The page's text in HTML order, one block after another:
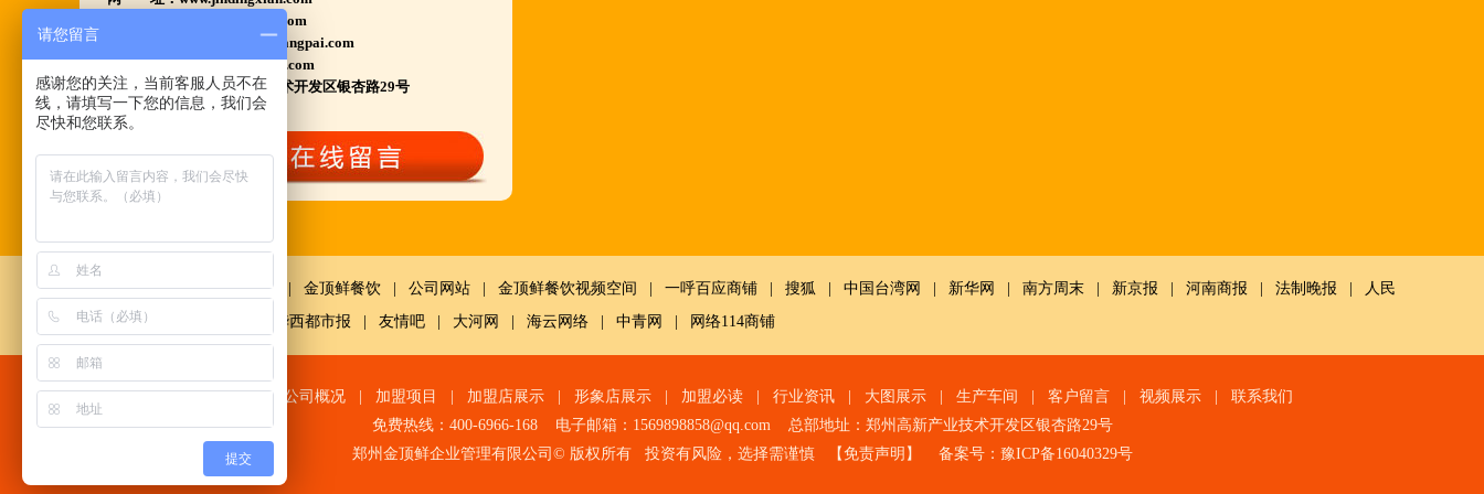
河南南阳多家 焦作周口多家店.....
郑州港区 许昌洛阳开封多家店.....
河北石家庄 唐山迁安多家店.....
山西晋城 阳泉等店.....
欢迎您到就近店品尝考察.
详询公司总监 何恒震 先生:手机/微信18037166596
火爆的网络线上团购及微信营销模式:公司采用派人
上门指导.住店扶持的经营模式,宁夏风味,一锅四吃,
羊排突出鲜,香,嫩;香辣虾口感纯正,营养丰富,回头客
多,易操作,夏天生意更火爆;无需聘厨师;是中小餐饮
店值得信赖的合作伙伴,适合餐饮店快速创业.有意向
加盟的朋友,公司派人为您选址、设计门店;办理营业
执照;企划宣传;购置物品;全程指导;快开业再派厨师
www.huyangpai.com
www.ningxiahuyangpai.com
电子邮件：1569898858@qq.com
总部地址：郑州高新产业技术开发区银杏路29号
鼎鲜餐饮 金顶鲜餐饮 公司网站 金顶鲜餐饮视频空间 一呼百应商铺 搜狐 中国台湾网 新华网 南方周末 新京报 河南商报 法制晚报
人民
网
| 中国经济网千龙网 华西都市报 友情吧 大河网 海云网络 中青网 网络114商铺
网站首页| 公司概况| 加盟项目 加盟店展示| 形象店展示| 加盟必读| 行业资讯| 大图展示| 生产车间 客户留言| 视频展示| 联系我们
免费热线：400-6966-168 电子邮箱：1569898858@qq.com 总部地址：郑州高新产业技术开发区银杏路29号
郑州金顶鲜企业管理有限公司© 版权所有 投资有风险，选择需谨慎 【免责声明 】 备案号： 豫ICP备16040329号
请您留言
感谢您的关注，当前客服人员不在
线，请填写一下您的信息，我们会
尽快和您联系。
提交